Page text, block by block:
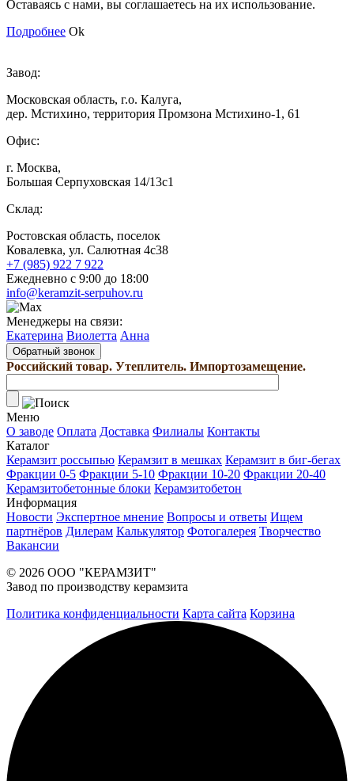
Оставаясь с нами, вы соглашаетесь на их использование.
Подробнее Ok
Завод:
Московская область, г.о. Калуга,
дер. Мстихино, территория Промзона Мстихино-1, 61
Офис:
г. Москва,
Большая Серпуховская 14/13с1
Склад:
Ростовская область, поселок
Ковалевка, ул. Салютная 4с38
+7 (985) 922 7 922
Ежедневно с 9:00 до 18:00
info@keramzit-serpuhov.ru
Менеджеры на связи:
Екатерина Виолетта Анна
Обратный звонок
Российский товар. Утеплитель. Импортозамещение.
Меню
О заводе Оплата Доставка Филиалы Контакты
Каталог
Керамзит россыпью Керамзит в мешках Керамзит в биг-бегах
Фракции 0-5 Фракции 5-10 Фракции 10-20 Фракции 20-40
Керамзитобетонные блоки Керамзитобетон
Информация
Новости Экспертное мнение Вопросы и ответы Ищем
партнёров Дилерам Калькулятор Фотогалерея Творчество
Вакансии
© 2026 ООО "КЕРАМЗИТ"
Завод по производству керамзита
Политика конфиденциальности Карта сайта Корзина